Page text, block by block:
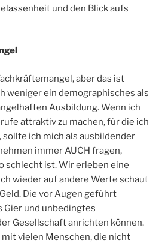
und den Blick aufs
aber das ist
weniger ein demographisches als
Ausbildung. Wenn ich
attraktiv zu machen, für die ich
sollte ich mich als ausbildender
immer AUCH fragen,
schlecht ist. Wir erleben eine
wieder auf andere Werte schaut
Die vor Augen geführt
Gier und unbedingtes
Gesellschaft anrichten können.
mit vielen Menschen, die nicht